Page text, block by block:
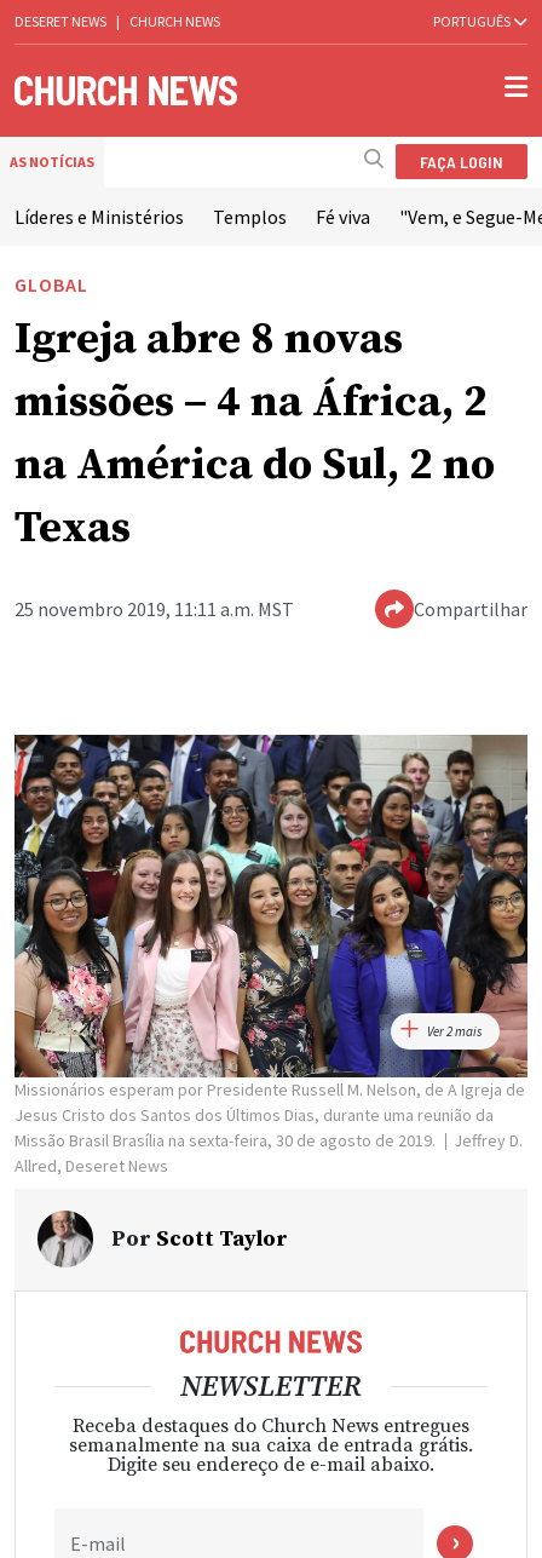
DESERET NEWS | CHURCH NEWS PORTUGUÊS
AS NOTÍCIAS FAÇA LOGIN
Líderes e Ministérios Templos Fé viva "Vem, e Segue-
GLOBAL
Igreja abre 8 novas
missões – 4 na África, 2
na América do Sul, 2 no
Texas
25 novembro 2019, 11:11 a.m. MST Compartilhar
Ver 2 mais
Missionários esperam por Presidente Russell M. Nelson, de A Igreja de
Jesus Cristo dos Santos dos Últimos Dias, durante uma reunião da
Missão Brasil Brasília na sexta-feira, 30 de agosto de 2019.
Jeffrey D.
Allred, Deseret News
Por Scott Taylor
NEWSLETTER
Receba destaques do Church News entregues
semanalmente na sua caixa de entrada grátis.
Digite seu endereço de e-mail abaixo.
E-mail